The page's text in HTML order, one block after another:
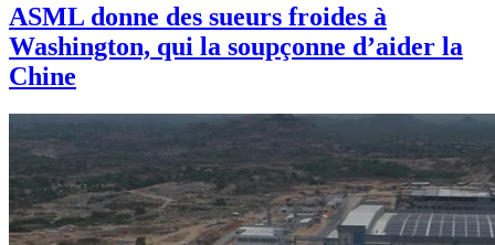
ASML donne des sueurs froides à
Washington, qui la soupçonne d’aider la
Chine